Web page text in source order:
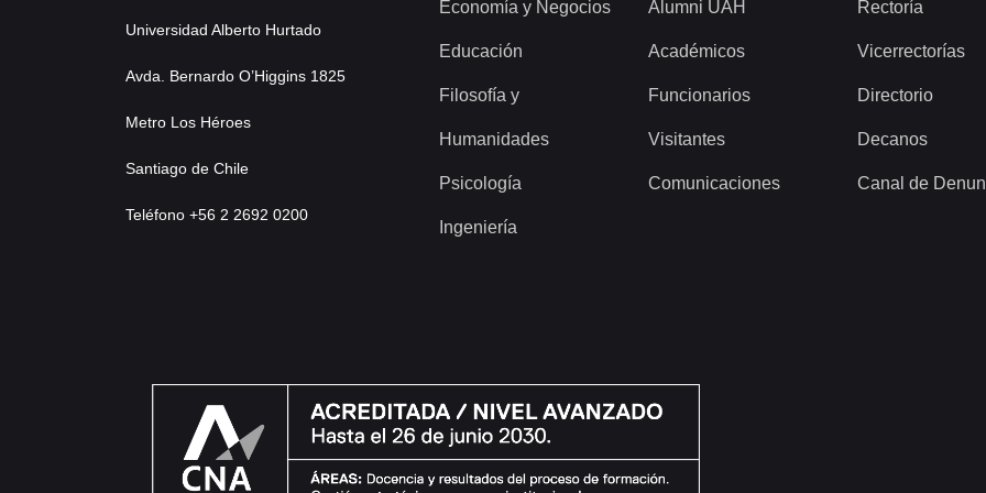
Universidad Alberto Hurtado
Avda. Bernardo O’Higgins 1825
Metro Los Héroes
Santiago de Chile
Teléfono +56 2 2692 0200
Economía y Negocios
Educación
Filosofía y
Humanidades
Psicología
Ingeniería
Alumni UAH
Académicos
Funcionarios
Visitantes
Comunicaciones
Rectoría
Vicerrectorías
Directorio
Decanos
Canal de